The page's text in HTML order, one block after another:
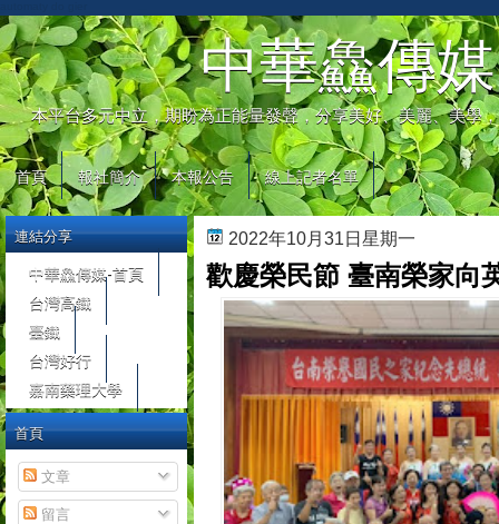
中華鱻傳媒
本平台多元中立，期盼為正能量發聲，分享美好、美麗、美學
首頁 報社簡介 本報公告 線上記者名單
2022年10月31日星期一
歡慶榮民節 臺南榮家向
連結分享
中華鱻傳媒-首頁
台灣高鐵
臺鐵
台灣好行
嘉南藥理大學
首頁
文章
留言